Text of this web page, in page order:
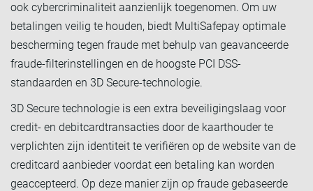
ook cybercriminaliteit aanzienlijk toegenomen. Om uw
betalingen veilig te houden, biedt MultiSafepay optimale
bescherming tegen fraude met behulp van geavanceerde
fraude-filterinstellingen en de hoogste PCI DSS-
standaarden en 3D Secure-technologie.
3D Secure technologie is een extra beveiligingslaag voor
credit- en debitcardtransacties door de kaarthouder te
verplichten zijn identiteit te verifiëren op de website van de
creditcard aanbieder voordat een betaling kan worden
geaccepteerd. Op deze manier zijn op fraude gebaseerde